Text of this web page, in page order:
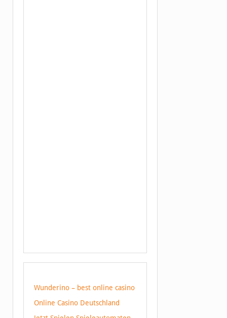
Wunderino – best online casino
Online Casino Deutschland